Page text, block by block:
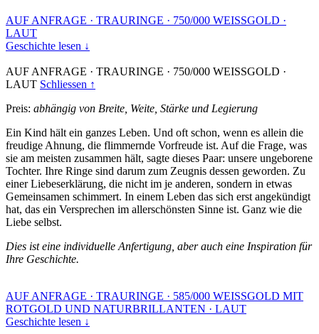
AUF ANFRAGE · TRAURINGE · 750/000 WEISSGOLD ·
LAUT
Geschichte lesen ↓
AUF ANFRAGE · TRAURINGE · 750/000 WEISSGOLD ·
LAUT Schliessen ↑
Preis: abhängig von Breite, Weite, Stärke und Legierung
Ein Kind hält ein ganzes Leben. Und oft schon, wenn es allein die
freudige Ahnung, die flimmernde Vorfreude ist. Auf die Frage, was
sie am meisten zusammen hält, sagte dieses Paar: unsere ungeborene
Tochter. Ihre Ringe sind darum zum Zeugnis dessen geworden. Zu
einer Liebeserklärung, die nicht im je anderen, sondern in etwas
Gemeinsamen schimmert. In einem Leben das sich erst angekündigt
hat, das ein Versprechen im allerschönsten Sinne ist. Ganz wie die
Liebe selbst.
Dies ist eine individuelle Anfertigung, aber auch eine Inspiration für
Ihre Geschichte.
AUF ANFRAGE · TRAURINGE · 585/000 WEISSGOLD MIT
ROTGOLD UND NATURBRILLANTEN · LAUT
Geschichte lesen ↓